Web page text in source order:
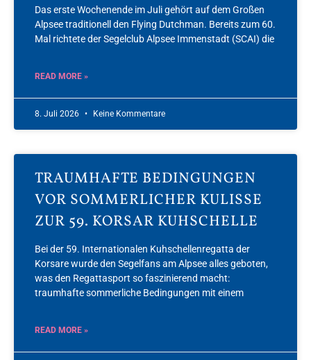
Das erste Wochenende im Juli gehört auf dem Großen
Alpsee traditionell den Flying Dutchman. Bereits zum 60.
Mal richtete der Segelclub Alpsee Immenstadt (SCAI) die
READ MORE »
8. Juli 2026 Keine Kommentare
TRAUMHAFTE BEDINGUNGEN
VOR SOMMERLICHER KULISSE
ZUR 59. KORSAR KUHSCHELLE
Bei der 59. Internationalen Kuhschellenregatta der
Korsare wurde den Segelfans am Alpsee alles geboten,
was den Regattasport so faszinierend macht:
traumhafte sommerliche Bedingungen mit einem
READ MORE »